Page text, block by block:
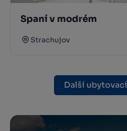
Spaní v modrém
Strachujov
Další